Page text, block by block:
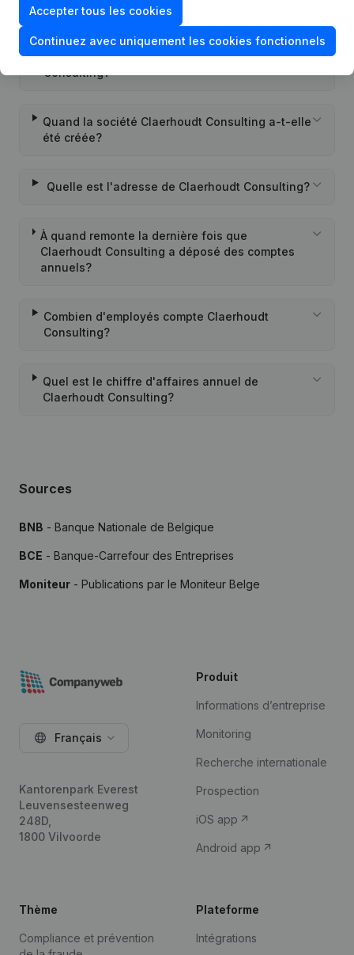
Consulting?
Quel est l'identifiant PEPPOL de Claerhoudt
Consulting?
Quand la société Claerhoudt Consulting a-t-elle
été créée?
Quelle est l'adresse de Claerhoudt Consulting?
À quand remonte la dernière fois que
Claerhoudt Consulting a déposé des comptes
annuels?
Combien d'employés compte Claerhoudt
Consulting?
Quel est le chiffre d'affaires annuel de
Claerhoudt Consulting?
Sources
BNB - Banque Nationale de Belgique
BCE - Banque-Carrefour des Entreprises
Moniteur - Publications par le Moniteur Belge
Accepter tous les cookies
Continuez avec uniquement les cookies fonctionnels
Français
Kantorenpark Everest
Leuvensesteenweg
248D,
1800 Vilvoorde
Produit
Informations d’entreprise
Monitoring
Recherche internationale
Prospection
iOS app
Android app
Thème
Compliance et prévention
Plateforme
Intégrations